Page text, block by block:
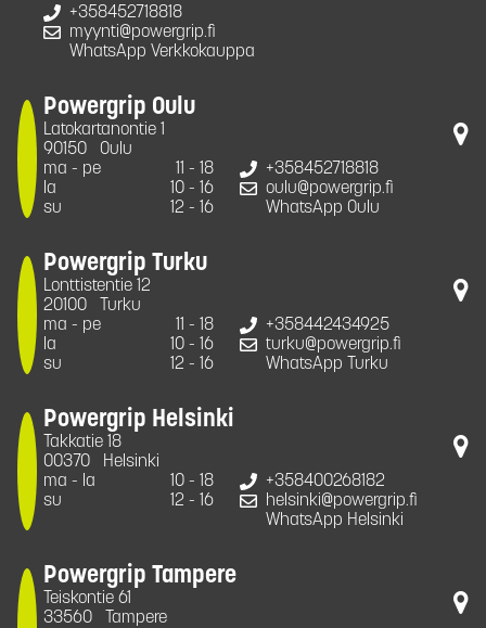
+358452718818
myynti@powergrip.fi
WhatsApp Verkkokauppa
Powergrip Oulu
Latokartanontie 1
90150
Oulu
ma - pe
11 - 18
la
10 - 16
su
12 - 16
+358452718818
oulu@powergrip.fi
WhatsApp Oulu
Powergrip Turku
Lonttistentie 12
20100
Turku
ma - pe
11 - 18
la
10 - 16
su
12 - 16
+358442434925
turku@powergrip.fi
WhatsApp Turku
Powergrip Helsinki
Takkatie 18
00370
Helsinki
ma - la
10 - 18
su
12 - 16
+358400268182
helsinki@powergrip.fi
WhatsApp Helsinki
Powergrip Tampere
Teiskontie 61
33560
Tampere